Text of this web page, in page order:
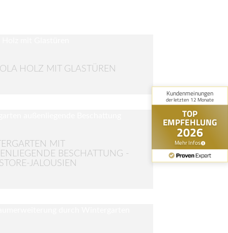
HOLZ MIT GLASTÜREN
MIT
BESCHATTUNG - R
JALOUSIEN